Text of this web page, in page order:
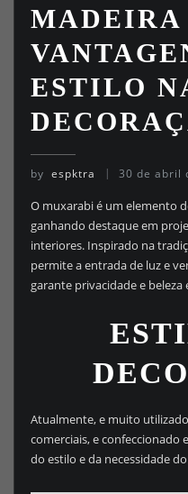
MADEIRA
ESTILO
by espktra 30 de abril
O muxarabi é um elemento
ganhando destaque em
interiores. Inspirado na
permite a entrada de luz e
garante privacidade e beleza
Atualmente, e muito
comerciais, e confeccionado
do estilo e da necessidade